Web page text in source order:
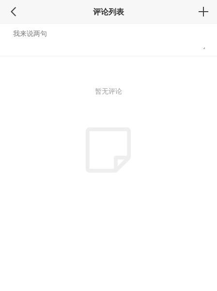
评论列表
暂无评论